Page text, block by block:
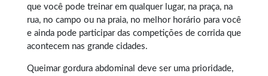
que você pode treinar em qualquer lugar, na praça, na
rua, no campo ou na praia, no melhor horário para você
e ainda pode participar das competições de corrida que
acontecem nas grande cidades.
Queimar gordura abdominal deve ser uma prioridade,